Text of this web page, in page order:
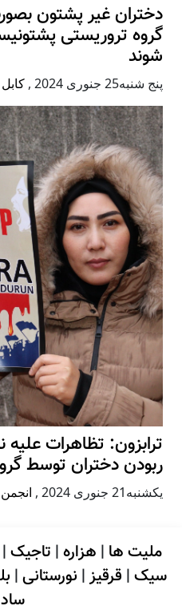
دختران غیر پشتون
گروه تروریستی
شوند
پنج شنبه25 جنوری 2024 ,
ترابزون: تظاهرات
ربودن دختران توسط
يكشنبه21 جنوری 2024 ,
ملیت ها | هزاره| تاجیک|
سیک| قرقیز| نورستانی|